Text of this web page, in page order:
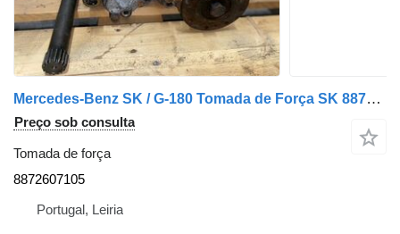
Mercedes-Benz SK / G-180 Tomada de Força SK 8872607105 para camião
Preço sob consulta
Tomada de força
8872607105
Portugal, Leiria